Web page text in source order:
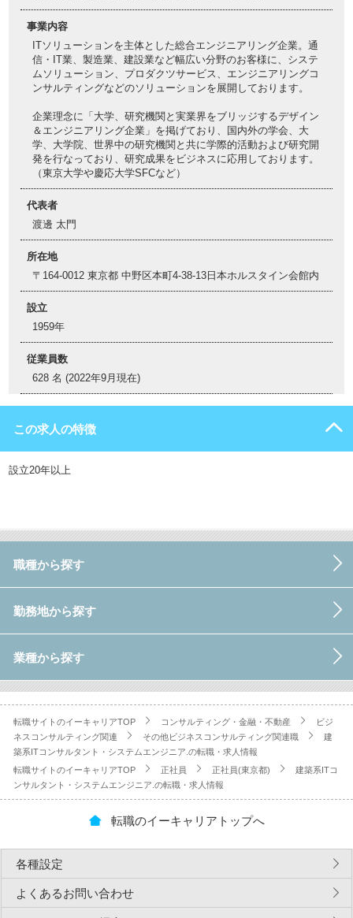
事業内容
ITソリューションを主体とした総合エンジニアリング企業。通
信・IT業、製造業、建設業など幅広い分野のお客様に、システ
ムソリューション、プロダクツサービス、エンジニアリングコ
ンサルティングなどのソリューションを展開しております。
企業理念に「大学、研究機関と実業界をブリッジするデザイン
＆エンジニアリング企業」を掲げており、国内外の学会、大
学、大学院、世界中の研究機関と共に学際的活動および研究開
発を行なっており、研究成果をビジネスに応用しております。
（東京大学や慶応大学SFCなど）
代表者
渡邊 太門
所在地
〒164-0012 東京都 中野区本町4-38-13日本ホルスタイン会館内
設立
1959年
従業員数
628 名 (2022年9月現在)
この求人の特徴
設立20年以上
職種から探す
勤務地から探す
業種から探す
転職サイトのイーキャリアTOP コンサルティング・金融・不動産
ビジ
ネスコンサルティング関連
その他ビジネスコンサルティング関連職
建
築系ITコンサルタント・システムエンジニア.の転職・求人情報
転職サイトのイーキャリアTOP
正社員 正社員(東京都)
建築系ITコ
ンサルタント・システムエンジニア.の転職・求人情報
転職のイーキャリアトップへ
各種設定
よくあるお問い合わせ